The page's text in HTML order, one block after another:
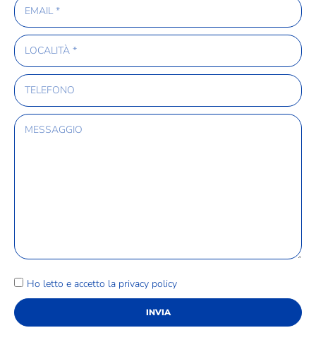
Ho letto e accetto la privacy policy
INVIA